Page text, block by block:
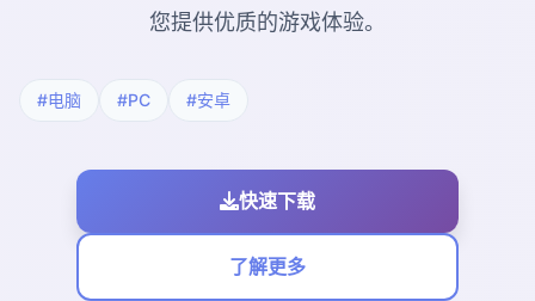
您提供优质的游戏体验。
#电脑 #PC #安卓
快速下载
了解更多